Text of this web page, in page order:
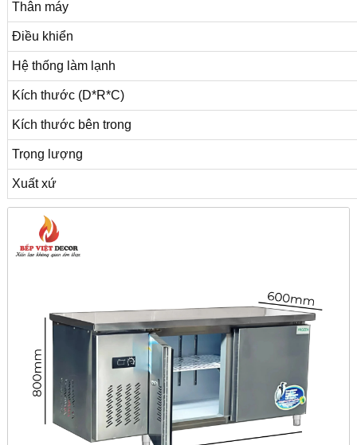
Thân máy
Điều khiển
Hệ thống làm lạnh
Kích thước (D*R*C)
Kích thước bên trong
Trọng lượng
Xuất xứ